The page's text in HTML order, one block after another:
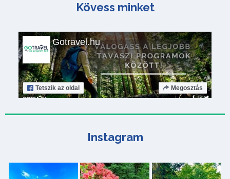
Kövess minket
Gotravel.hu
Tetszik az oldal Megosztás
Instagram